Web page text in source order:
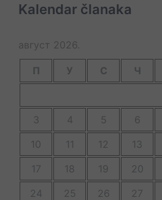
Kalendar članaka
август 2026.
П У С Ч
3
4 5 6
10
11 12 13
17
18 19 20
24
25 26 27